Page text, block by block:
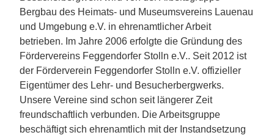
Bergbau des Heimats- und Museumsvereins Lauenau
und Umgebung e.V. in ehrenamtlicher Arbeit
betrieben. Im Jahre 2006 erfolgte die Gründung des
Fördervereins Feggendorfer Stolln e.V.. Seit 2012 ist
der Förderverein Feggendorfer Stolln e.V. offizieller
Eigentümer des Lehr- und Besucherbergwerks.
Unsere Vereine sind schon seit längerer Zeit
freundschaftlich verbunden. Die Arbeitsgruppe
beschäftigt sich ehrenamtlich mit der Instandsetzung